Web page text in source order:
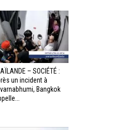
– SOCIÉTÉ :
un incident à
Bangkok